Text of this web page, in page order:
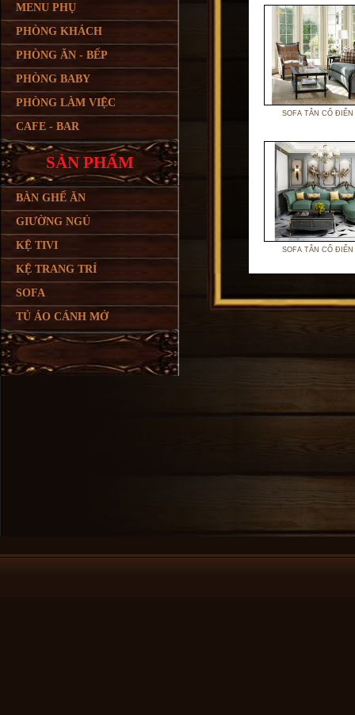
MENU PHỤ
PHÒNG KHÁCH
PHÒNG ĂN - BẾP
PHÒNG BABY
PHÒNG LÀM VIỆC
CAFE - BAR
SẢN PHẨM
BÀN GHẾ ĂN
GIƯỜNG NGỦ
KỆ TIVI
KỆ TRANG TRÍ
SOFA
TỦ ÁO CÁNH MỞ
SOFA TÂN CỔ ĐIỂN
SOFA TÂN CỔ ĐIỂN